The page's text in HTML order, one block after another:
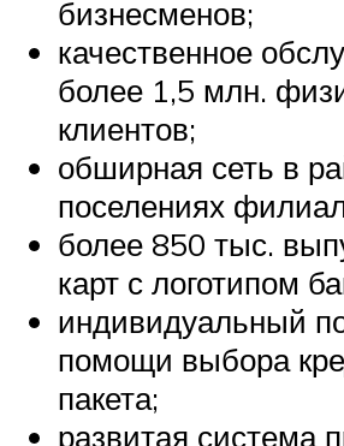
бизнесменов;
качественное
более 1,5 млн.
клиентов;
обширная сеть в
поселениях
более 850 тыс.
карт с логотипом
индивидуальный
помощи выбора
пакета;
развитая система